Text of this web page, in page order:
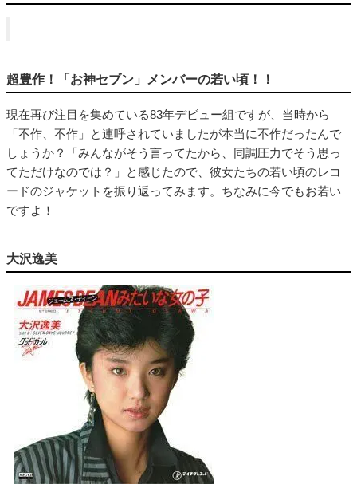
超豊作！「お神セブン」メンバーの若い頃！！
現在再び注目を集めている83年デビュー組ですが、当時から
「不作、不作」と連呼されていましたが本当に不作だったんで
しょうか？「みんながそう言ってたから、同調圧力でそう思っ
てただけなのでは？」と感じたので、彼女たちの若い頃のレコ
ードのジャケットを振り返ってみます。ちなみに今でもお若い
ですよ！
大沢逸美